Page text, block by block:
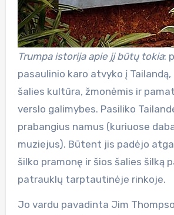
Trumpa istorija apie jį būtų tokia:
pasaulinio karo atvyko į
šalies kultūra, žmonėmis ir
verslo galimybes. Pasiliko
prabangius namus (kuriuose
muziejus). Būtent jis padėjo
šilko pramonę ir šios šalies šilką
patrauklų tarptautinėje rinkoje.
Jo vardu pavadinta Jim